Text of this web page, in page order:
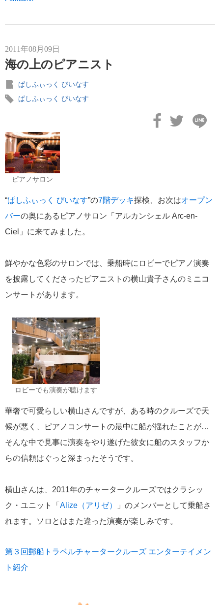
2011年08月09日
海の上のピアニスト
ぱしふぃっく びいなす
ぱしふぃっく びいなす
ピアノサロン
“ぱしふぃっく びいなす”の7階デッキ探検、お次はオープン
バーの奥にあるピアノサロン「アルカンシェル Arc-en-
Ciel」に来てみました。
鮮やかな色彩のサロンでは、乗船時にロビーでピアノ演奏
を披露してくださったピアニストの横山貴子さんのミニコ
ンサートがあります。
ロビーでも演奏が聴けます
華奢で可愛らしい横山さんですが、ある時のクルーズで天
候が悪く、ピアノコンサートの最中に船が揺れたことが…
そんな中で見事に演奏をやり遂げた彼女に船のスタッフか
らの信頼はぐっと深まったそうです。
横山さんは、2011年のチャータークルーズではクラシッ
ク・ユニット「 Alize（アリゼ）
」のメンバーとして乗船さ
れます。ソロとはまた違った演奏が楽しみです。
第３回郵船トラベルチャータークルーズ エンターテイメン
ト紹介
プリンセス・クルーズ
現地情報
お知らせ
おすすめ情報
飛鳥Ⅲ 45
日本のいいとこ
海外クルーズプランナーのつぶやき
横浜通信
港の風景
MITSUI OCEAN FUJI
クルーズ関連番組
名古屋通信
ニュースリリース
ふじ丸
オーシャニア・クルーズ